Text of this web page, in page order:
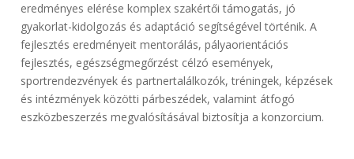
eredményes elérése komplex szakértői támogatás, jó
gyakorlat-kidolgozás és adaptáció segítségével történik. A
fejlesztés eredményeit mentorálás, pályaorientációs
fejlesztés, egészségmegőrzést célzó események,
sportrendezvények és partnertalálkozók, tréningek, képzések
és intézmények közötti párbeszédek, valamint átfogó
eszközbeszerzés megvalósításával biztosítja a konzorcium.